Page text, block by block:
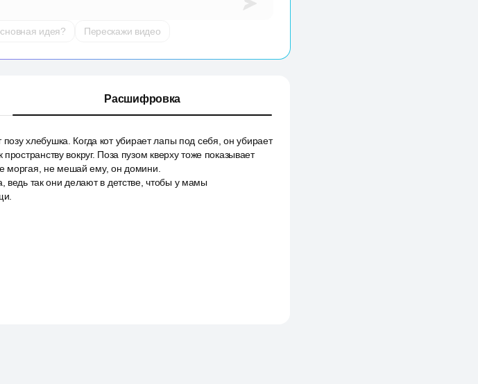
идея? Перескажи видео
Расшифровка
хлебушка. Когда кот убирает лапы под себя, он убирает
вокруг. Поза пузом кверху тоже показывает
моргая, не мешай ему, он домини.
ведь так они делают в детстве, чтобы у мамы